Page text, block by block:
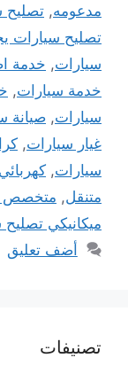
مدعومه, تصليح
تصليح سيارات
سيارات, خدمة
خدمة سيارات,
سيارات, صيانة
غيار سيارات,
سيارات,
متنقل, متخصص
ميكانيكي
أضف تعليق
تصنيفات